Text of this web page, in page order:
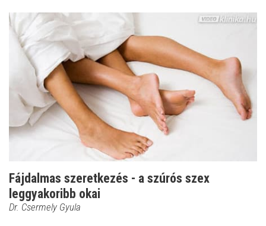
Fájdalmas szeretkezés - a szúrós szex
leggyakoribb okai
Dr. Csermely Gyula